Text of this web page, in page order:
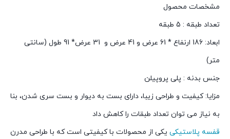
مشخصات محصول
تعداد طبقه : 5 طبقه
ابعاد: 186 ارنفاع * 61 عرض و 41 عرض و 31 عرض* 91 طول (سانتی
متر)
جنس بدنه : پلی پروپیلن
مزایا: کیفیت و طراحی زیبا، دارای بست به دیوار و بست سری شدن، بنا
به نیاز می توان تعداد طبقات را کاهش داد
قفسه پلاستیکی یکی از محصولات با کیفیتی است که با طراحی مدرن